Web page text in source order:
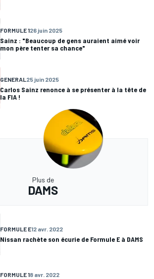
FORMULE 126 juin 2025
Sainz : "Beaucoup de gens auraient aimé voir
mon père tenter sa chance"
GENERAL25 juin 2025
Carlos Sainz renonce à se présenter à la tête de
la FIA !
Plus de
DAMS
FORMULE E12 avr. 2022
Nissan rachète son écurie de Formule E à DAMS
FORMULE 18 avr. 2022